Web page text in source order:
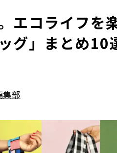
エコライフを
グ」まとめ10
集部